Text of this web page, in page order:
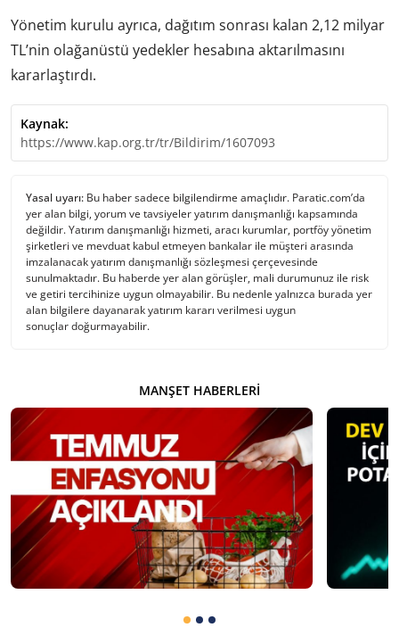
Yönetim kurulu ayrıca, dağıtım sonrası kalan 2,12 milyar
TL’nin olağanüstü yedekler hesabına aktarılmasını
kararlaştırdı.
Kaynak:
https://www.kap.org.tr/tr/Bildirim/1607093
Yasal uyarı: Bu haber sadece bilgilendirme amaçlıdır. Paratic.com’da
yer alan bilgi, yorum ve tavsiyeler yatırım danışmanlığı kapsamında
değildir. Yatırım danışmanlığı hizmeti, aracı kurumlar, portföy yönetim
şirketleri ve mevduat kabul etmeyen bankalar ile müşteri arasında
imzalanacak yatırım danışmanlığı sözleşmesi çerçevesinde
sunulmaktadır. Bu haberde yer alan görüşler, mali durumunuz ile risk
ve getiri tercihinize uygun olmayabilir. Bu nedenle yalnızca burada yer
alan bilgilere dayanarak yatırım kararı verilmesi uygun
sonuçlar doğurmayabilir.
MANŞET HABERLERI